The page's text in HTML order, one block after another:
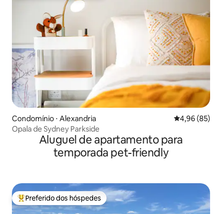
Condomínio ⋅ Alexandria 4,96 de uma
4,96 (85)
Opala de Sydney Parkside
Aluguel de apartamento para
temporada pet-friendly
Entre os melhores preferidos dos hóspedes
Preferido dos hóspedes